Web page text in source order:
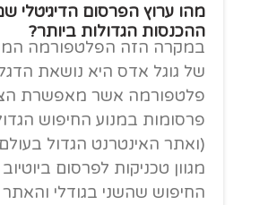
מהו ערוץ הפרסום הדיגיטלי
ההכנסות הגדולות ביותר?
במקרה הזה הפלטפורמה
של גוגל אדס היא נושאת
פלטפורמה אשר מאפשרת
פרסומות במנוע החיפוש
(ואתר האינטרנט הגדול
מגוון טכניקות לפרסום
החיפוש שהשני בגודלי